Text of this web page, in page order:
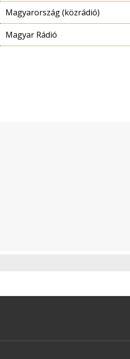
Magyarország (közrádió)
Magyar Rádió